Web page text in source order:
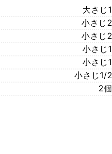
大さじ1
小さじ2
小さじ2
小さじ1
小さじ1
小さじ1/2
2個